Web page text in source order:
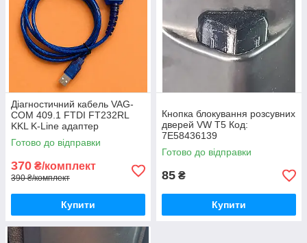
Діагностичний кабель VAG-
COM 409.1 FTDI FT232RL
KKL K-Line адаптер
Готово до відправки
370 ₴/комплект
390 ₴/комплект
Купити
Кнопка блокування розсувних
дверей VW T5 Код:
7E58436139
Готово до відправки
85 ₴
Купити